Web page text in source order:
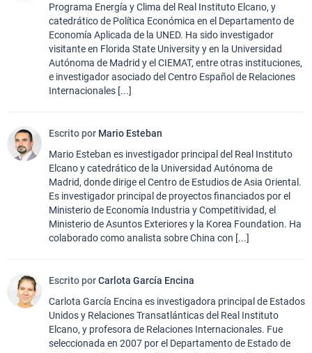
Programa Energía y Clima del Real Instituto Elcano, y
catedrático de Política Económica en el Departamento de
Economía Aplicada de la UNED. Ha sido investigador
visitante en Florida State University y en la Universidad
Autónoma de Madrid y el CIEMAT, entre otras instituciones,
e investigador asociado del Centro Español de Relaciones
Internacionales [...]
Escrito por Mario Esteban
Mario Esteban es investigador principal del Real Instituto
Elcano y catedrático de la Universidad Autónoma de
Madrid, donde dirige el Centro de Estudios de Asia Oriental.
Es investigador principal de proyectos financiados por el
Ministerio de Economía Industria y Competitividad, el
Ministerio de Asuntos Exteriores y la Korea Foundation. Ha
colaborado como analista sobre China con [...]
Escrito porCarlota García Encina
Carlota García Encina es investigadora principal de Estados
Unidos y Relaciones Transatlánticas del Real Instituto
Elcano, y profesora de Relaciones Internacionales. Fue
seleccionada en 2007 por el Departamento de Estado de